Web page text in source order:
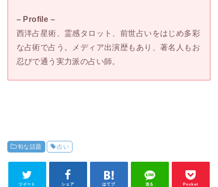
– Profile –
西洋占星術、霊感タロット、前世占いをはじめ多彩
な占術で占う。メディア出演歴もあり、著名人もお
忍びで通う実力派の占い師。
旬な話題 占い
ツイート シェア はてブ 送る Pocket